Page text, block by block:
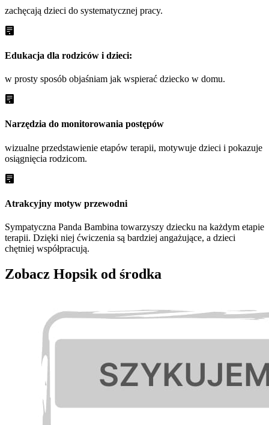
zachęcają dzieci do systematycznej pracy.
Edukacja dla rodziców i dzieci:
w prosty sposób objaśniam jak wspierać dziecko w domu.
Narzędzia do monitorowania postępów
wizualne przedstawienie etapów terapii, motywuje dzieci i pokazuje
osiągnięcia rodzicom.
Atrakcyjny motyw przewodni
Sympatyczna Panda Bambina towarzyszy dziecku na każdym etapie
terapii. Dzięki niej ćwiczenia są bardziej angażujące, a dzieci
chętniej współpracują.
Zobacz Hopsik od środka